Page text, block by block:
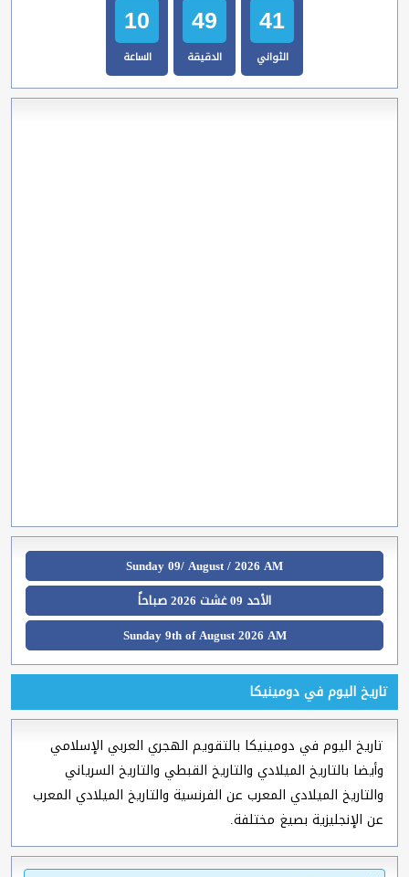
10
الساعة
49
الدقيقة
42
الثواني
Sunday 09/ August / 2026 AM
الأحد 09 غشت 2026 صباحاً
Sunday 9th of August 2026 AM
تاريخ اليوم في دومينيكا
تاريخ اليوم في دومينيكا بالتقويم الهجري العربي الإسلامي
وأيضا بالتاريخ الميلادي والتاريخ القبطي والتاريخ السرياني
والتاريخ الميلادي المعرب عن الفرنسية والتاريخ الميلادي المعرب
عن الإنجليزية بصيغ مختلفة.